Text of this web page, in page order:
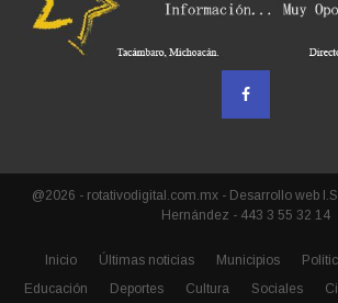
@2026 - rotativodigital.com.mx - Desarrollo web
Hernández - 443 3 55 32 14
Inicio Últimas noticias Municipios
Educación
Deportes Cultura Sociales